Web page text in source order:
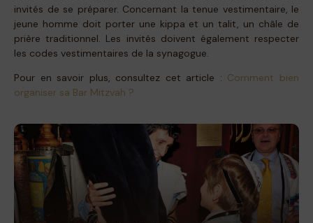
invités de se préparer. Concernant la tenue vestimentaire, le
jeune homme doit porter une kippa et un talit, un châle de
prière traditionnel. Les invités doivent également respecter
les codes vestimentaires de la synagogue.
Pour en savoir plus, consultez cet article : Comment bien
organiser sa Bar Mitzvah ?